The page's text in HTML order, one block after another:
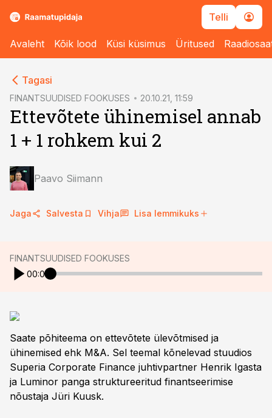
Telli
Avaleht Kõik lood Küsi küsimus Üritused
Tagasi
FINANTSUUDISED FOOKUSES 20.10.21, 11:59
Ettevõtete ühinemisel annab
1 + 1 rohkem kui 2
Paavo Siimann
Jaga Salvesta Vihja Lisa lemmikuks
FINANTSUUDISED FOOKUSES
00:00
Saate põhiteema on ettevõtete ülevõtmised ja
ühinemised ehk M&A. Sel teemal kõnelevad stuudios
Superia Corporate Finance juhtivpartner Henrik Igasta
ja Luminor panga struktureeritud finantseerimise
nõustaja Jüri Kuusk.